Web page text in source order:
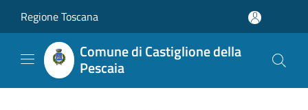
Regione Toscana
Comune di Castiglione della
Pescaia